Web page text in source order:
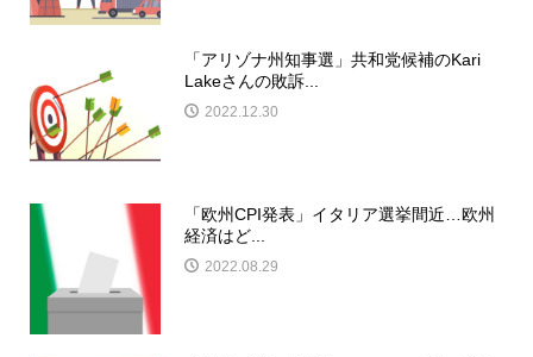
「アリゾナ州知事選」共和党候補のKari
Lakeさんの敗訴...
2022.12.30
「欧州CPI発表」イタリア選挙間近…欧州
経済はど...
2022.08.29